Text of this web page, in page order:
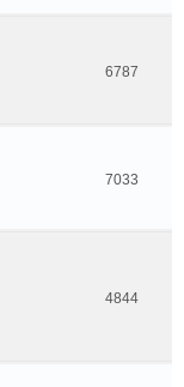
6787
7033
4844